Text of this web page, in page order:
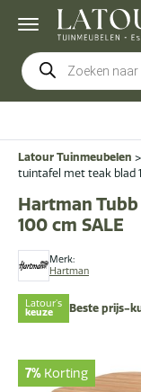
Producten
zoeken
Latour Tuinmeubelen >
tuintafel met teak blad
Merk:
Hartman
Hartman
100 cm SALE
Latour's
keuze Beste prijs-
7% Korting